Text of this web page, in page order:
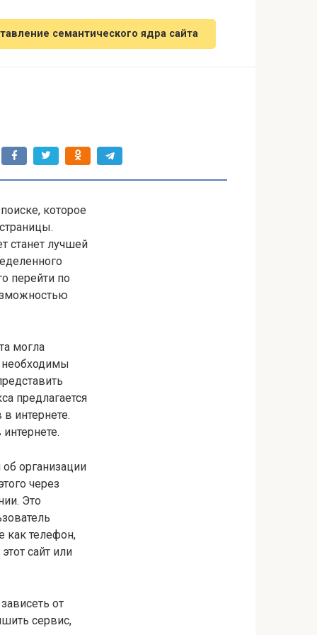
семантического ядра сайта
которое
станет лучшей
перейти по
могла
необходимы
предлагается
интернете.
организации
через
Это
как телефон,
сайт или
от
сервис,